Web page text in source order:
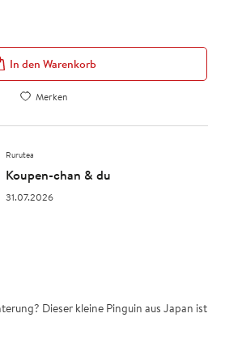
In den Warenkorb
Merken
Rurutea
Koupen-chan & du
31.07.2026
Dieser kleine Pinguin aus Japan ist